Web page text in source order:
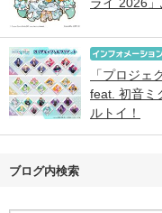
「プロジェ
feat. 初音ミ
ルトイ！
ブログ内検索